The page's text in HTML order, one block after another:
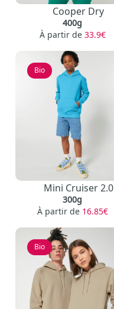
Cooper Dry
400g
À partir de 33.9€
Bio
Mini Cruiser 2.0
300g
À partir de 16.85€
Bio